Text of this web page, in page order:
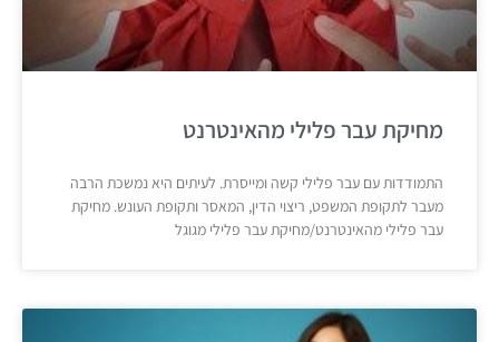
מחיקת עבר פלילי מהאינטרנט
התמודדות עם עבר פלילי קשה ומייסרת. לעיתים היא נמשכת הרבה
מעבר לתקופת המשפט, ריצוי הדין, המאסר ותקופת העונש. מחיקת
עבר פלילי מהאינטרנט/מחיקת עבר פלילי מגוגל